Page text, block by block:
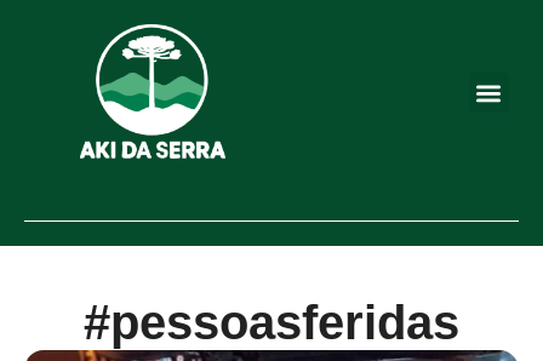
#pessoasferidas